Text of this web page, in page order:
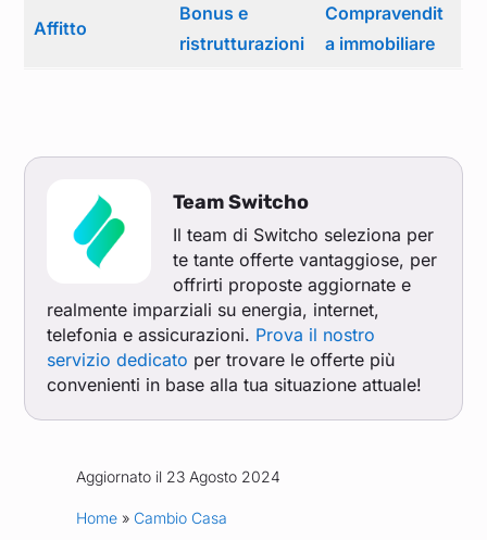
Affitto
Bonus e
ristrutturazioni
Compravendit
a immobiliare
Team Switcho
Il team di Switcho seleziona per
te tante offerte vantaggiose, per
offrirti proposte aggiornate e
realmente imparziali su energia, internet,
telefonia e assicurazioni. Prova il nostro
servizio dedicato per trovare le offerte più
convenienti in base alla tua situazione attuale!
Aggiornato il 23 Agosto 2024
Home» Cambio Casa